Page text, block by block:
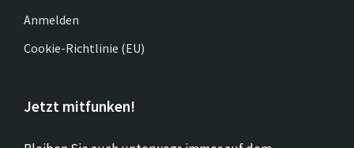
Anmelden
Cookie-Richtlinie (EU)
Jetzt mitfunken!